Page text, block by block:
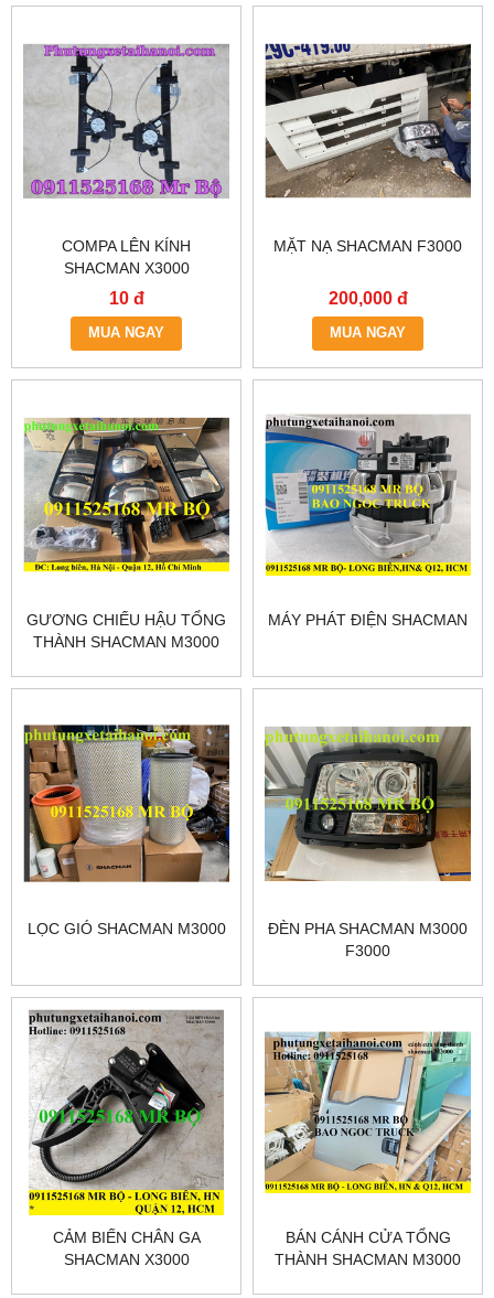
COMPA LÊN KÍNH
SHACMAN X3000
10 đ
MUA NGAY
MẶT NẠ SHACMAN F3000
200,000 đ
MUA NGAY
GƯƠNG CHIẾU HẬU TỔNG
THÀNH SHACMAN M3000
MÁY PHÁT ĐIỆN SHACMAN
LỌC GIÓ SHACMAN M3000
ĐÈN PHA SHACMAN M3000
F3000
CẢM BIẾN CHÂN GA
SHACMAN X3000
BÁN CÁNH CỬA TỔNG
THÀNH SHACMAN M3000